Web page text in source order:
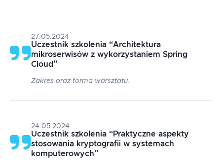
27.05.2024
Uczestnik szkolenia “Architektura
mikroserwisów z wykorzystaniem Spring
Cloud”
Zakres oraz forma warsztatu.
24.05.2024
Uczestnik szkolenia “Praktyczne aspekty
stosowania kryptografii w systemach
komputerowych”